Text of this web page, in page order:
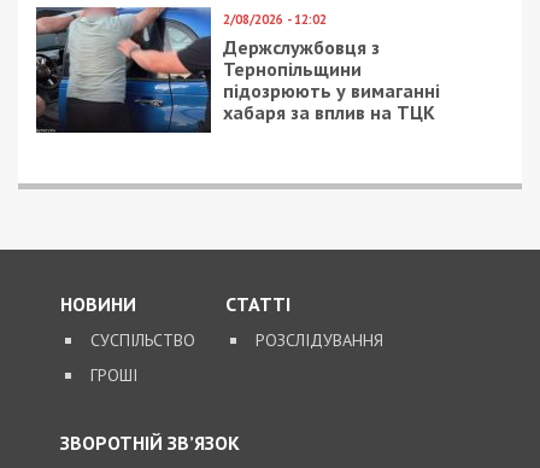
17/01/2022 - 12:35
Днепровский
меткомбинат может
избежать взыскания
почти на
полмиллиарда
4/05/2025 - 16:00
Лікарка ВЛК “забула”
задекларувати
квартири на 10
мільйонів та відбулася
штрафом
В Днепре скандальный
миллионные закупки
3/07/2020 - 18:12